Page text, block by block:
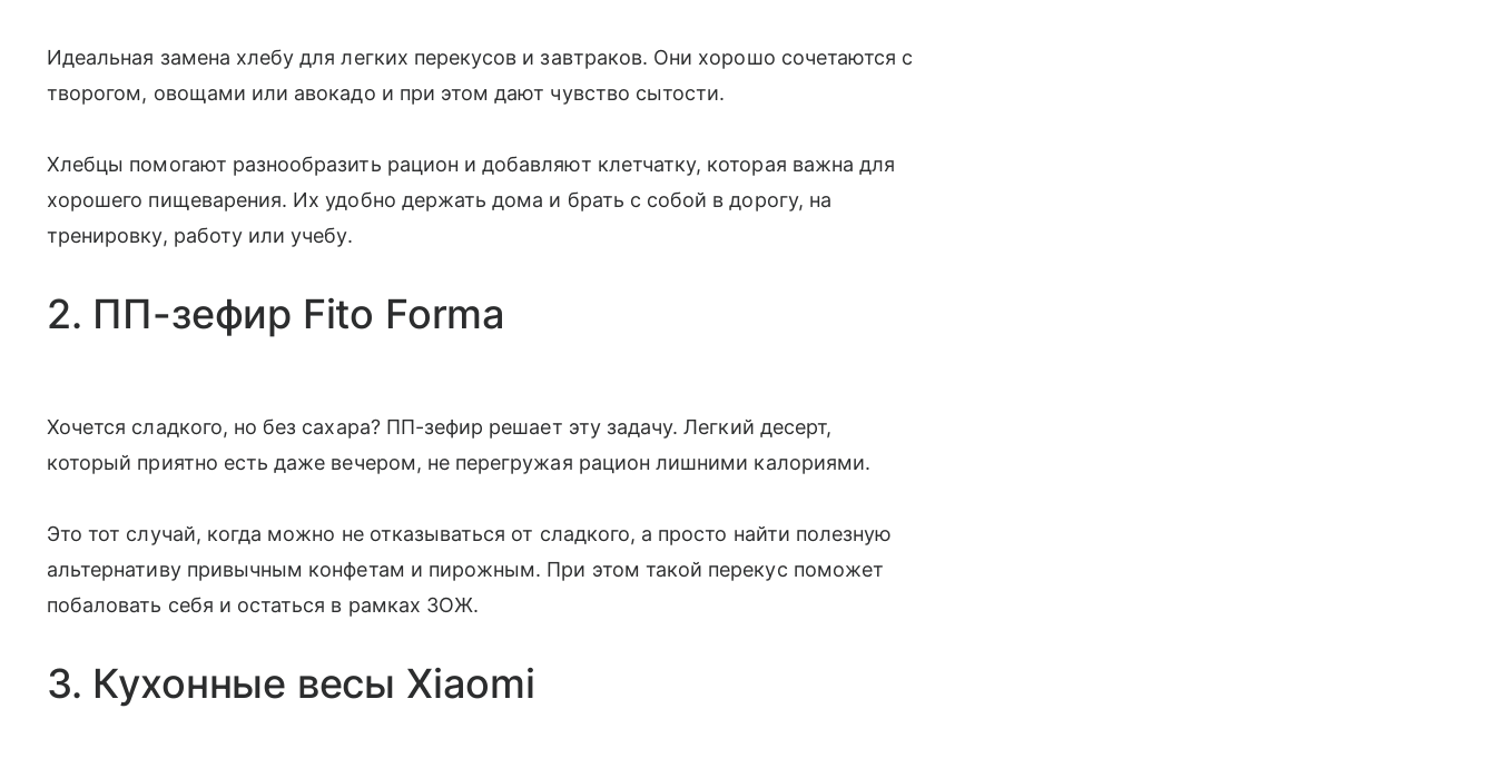
Идеальная замена хлебу для легких перекусов и завтраков. Они хорошо сочетаются с
творогом, овощами или авокадо и при этом дают чувство сытости.
Хлебцы помогают разнообразить рацион и добавляют клетчатку, которая важна для
хорошего пищеварения. Их удобно держать дома и брать с собой в дорогу, на
тренировку, работу или учебу.
2. ПП-зефир Fito Forma
Хочется сладкого, но без сахара? ПП-зефир решает эту задачу. Легкий десерт,
который приятно есть даже вечером, не перегружая рацион лишними калориями.
Это тот случай, когда можно не отказываться от сладкого, а просто найти полезную
альтернативу привычным конфетам и пирожным. При этом такой перекус поможет
побаловать себя и остаться в рамках ЗОЖ.
3. Кухонные весы Xiaomi